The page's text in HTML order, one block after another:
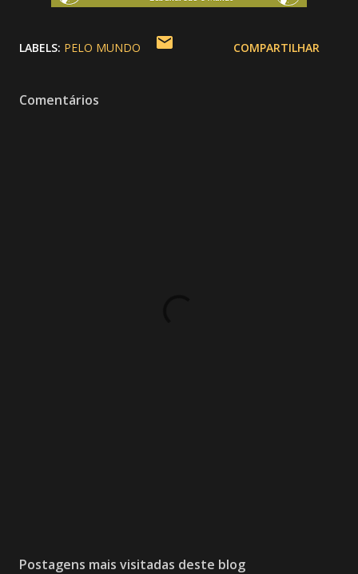
LABELS: PELO MUNDO COMPARTILHAR
Comentários
Postagens mais visitadas deste blog